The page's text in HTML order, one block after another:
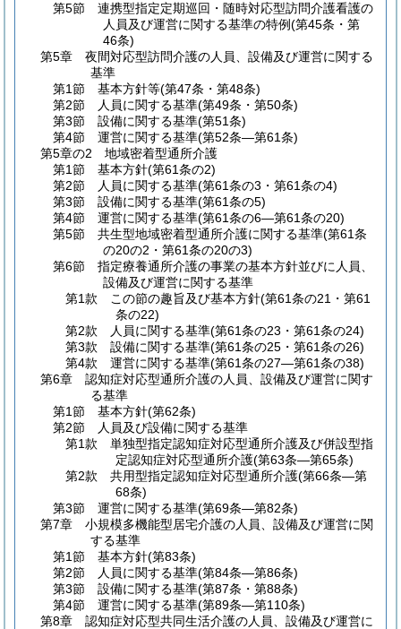
第5節
連携型指定定期巡回・随時対応型訪問介護看護の
人員及び運営に関する基準の特例(第45条・第
46条)
第5章
夜間対応型訪問介護の人員、設備及び運営に関する
基準
第1節
基本方針等(第47条・第48条)
第2節
人員に関する基準(第49条・第50条)
第3節
設備に関する基準(第51条)
第4節
運営に関する基準(第52条―第61条)
第5章の2
地域密着型通所介護
第1節
基本方針(第61条の2)
第2節
人員に関する基準(第61条の3・第61条の4)
第3節
設備に関する基準(第61条の5)
第4節
運営に関する基準(第61条の6―第61条の20)
第5節
共生型地域密着型通所介護に関する基準(第61条
の20の2・第61条の20の3)
第6節
指定療養通所介護の事業の基本方針並びに人員、
設備及び運営に関する基準
第1款
この節の趣旨及び基本方針(第61条の21・第61
条の22)
第2款
人員に関する基準(第61条の23・第61条の24)
第3款
設備に関する基準(第61条の25・第61条の26)
第4款
運営に関する基準(第61条の27―第61条の38)
第6章
認知症対応型通所介護の人員、設備及び運営に関す
る基準
第1節
基本方針(第62条)
第2節
人員及び設備に関する基準
第1款
単独型指定認知症対応型通所介護及び併設型指
定認知症対応型通所介護(第63条―第65条)
第2款
共用型指定認知症対応型通所介護(第66条―第
68条)
第3節
運営に関する基準(第69条―第82条)
第7章
小規模多機能型居宅介護の人員、設備及び運営に関
する基準
第1節
基本方針(第83条)
第2節
人員に関する基準(第84条―第86条)
第3節
設備に関する基準(第87条・第88条)
第4節
運営に関する基準(第89条―第110条)
第8章
認知症対応型共同生活介護の人員、設備及び運営に